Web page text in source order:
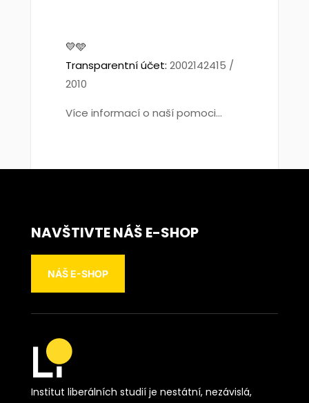
💛🩵
Transparentní účet: 2002142415 /
2010
Více informací o naší pomoci...
NAVŠTIVTE NÁŠ E-SHOP
NÁŠ E-SHOP
Institut liberálních studií je nestátní, nezávislá,